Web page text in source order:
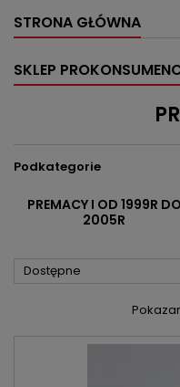
STRONA GŁÓWNA
SKLEP
Podkategorie
PREMACY I OD 1999R DO
2005R
Dostępne